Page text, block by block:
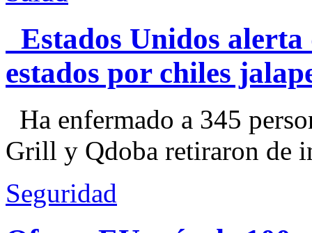
Estados Unidos alerta
estados por chiles
Ha enfermado a 345
Grill y Qdoba retiraron de
Seguridad